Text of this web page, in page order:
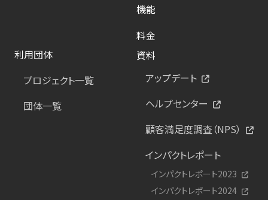
機能
料金
利用団体
プロジェクト一覧
団体一覧
資料
アップデート
ヘルプセンター
顧客満足度調査（NPS）
インパクトレポート
インパクトレポート2023
インパクトレポート2024